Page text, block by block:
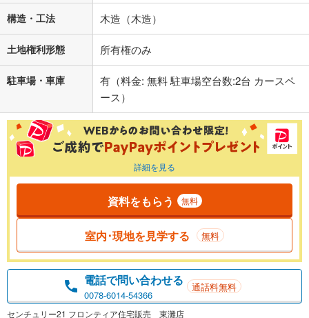
構造・工法 木造（木造）
土地権利形態 所有権のみ
駐車場・車庫
有（料金: 無料 駐車場空台数:2台 カースペ
ース）
詳細を見る
資料をもらう 無料
室内･現地を見学する 無料
電話で問い合わせる
0078-6014-54366
通話料無料
センチュリー21 フロンティア住宅販売 東灘店